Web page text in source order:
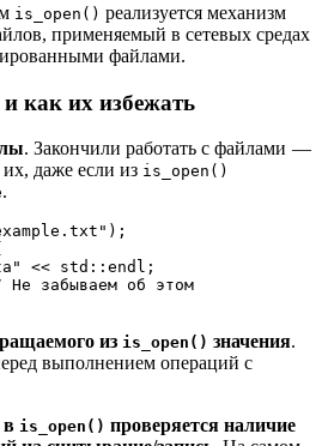
is_open() реализуется механизм
применяемый в сетевых средах
файлами.
как их избежать
. Закончили работать с файлами —
их, даже если из is_open()
.
<< std::endl;
Не забываем об этом
из is_open() значения.
выполнением операций с
в is_open() проверяется наличие